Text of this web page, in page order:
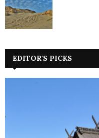
EDITOR'S PICKS